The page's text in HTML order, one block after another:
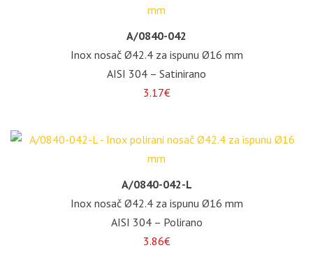
A/0840-042
Inox nosač Ø42.4 za ispunu Ø16 mm
AISI 304 – Satinirano
3.17€
A/0840-042-L
Inox nosač Ø42.4 za ispunu Ø16 mm
AISI 304 – Polirano
3.86€